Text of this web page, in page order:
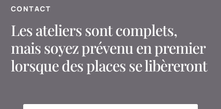
CONTACT
Les ateliers sont complets,
mais soyez prévenu en premier
lorsque des places se libèreront